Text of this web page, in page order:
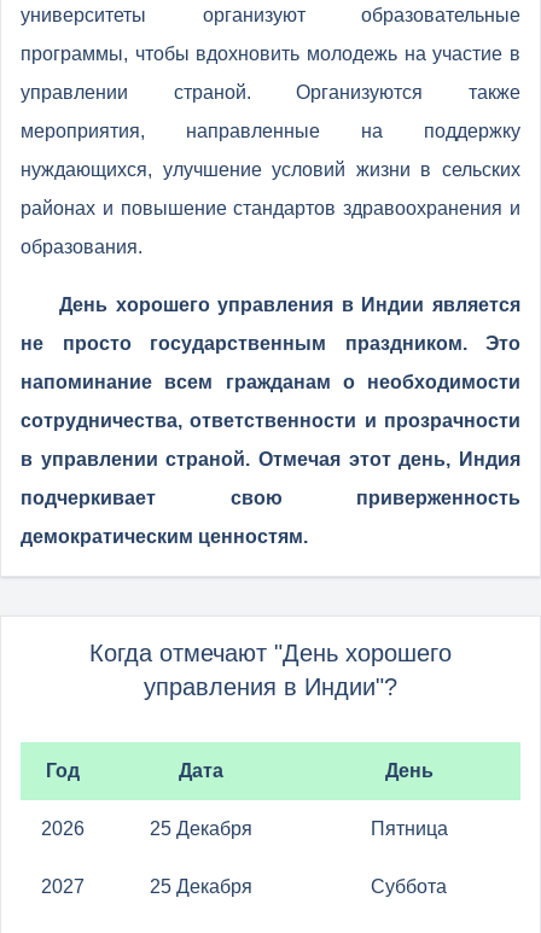
университеты организуют образовательные
программы, чтобы вдохновить молодежь на участие в
управлении страной. Организуются также
мероприятия, направленные на поддержку
нуждающихся, улучшение условий жизни в сельских
районах и повышение стандартов здравоохранения и
образования.
День хорошего управления в Индии является
не просто государственным праздником. Это
напоминание всем гражданам о необходимости
сотрудничества, ответственности и прозрачности
в управлении страной. Отмечая этот день, Индия
подчеркивает свою приверженность
демократическим ценностям.
Когда отмечают "День хорошего
управления в Индии"?
Год Дата День
2026 25 Декабря Пятница
2027 25 Декабря Суббота